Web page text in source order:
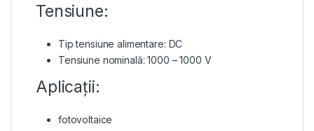
Tensiune:
Tip tensiune alimentare: DC
Tensiune nominală: 1000 – 1000 V
Aplicații:
fotovoltaice